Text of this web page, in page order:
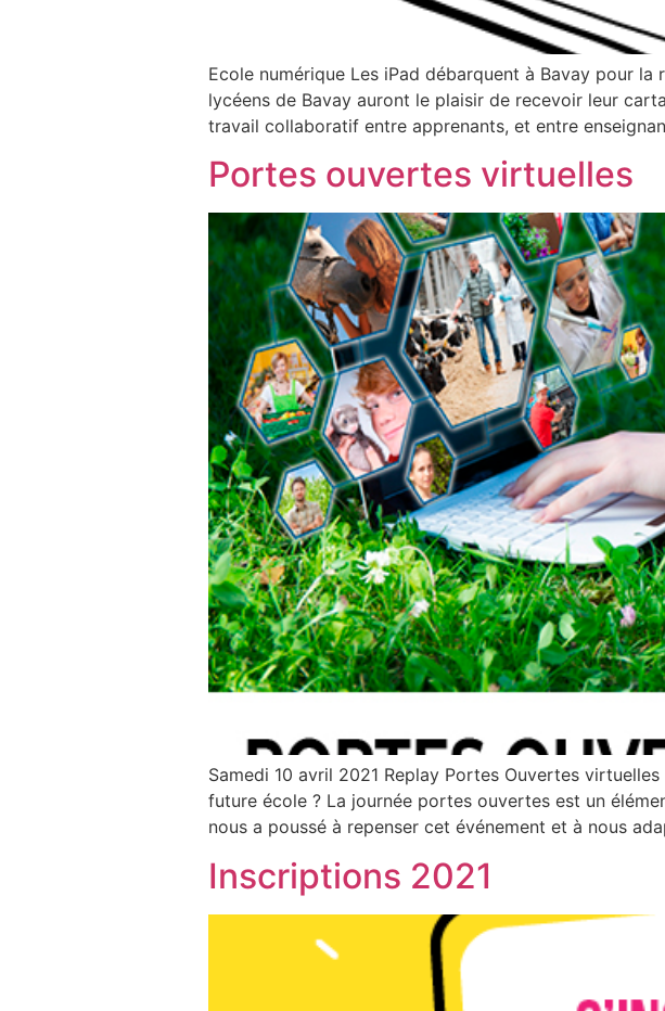
Ecole numérique Les iPad débarquent à Bavay pour
lycéens de Bavay auront le plaisir de recevoir leur
travail collaboratif entre apprenants, et entre
Portes ouvertes virtuelles
Samedi 10 avril 2021 Replay Portes Ouvertes
future école ? La journée portes ouvertes est un
nous a poussé à repenser cet événement et à nous
Inscriptions 2021